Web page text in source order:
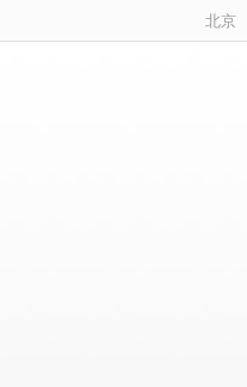
北京